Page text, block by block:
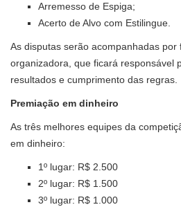
Arremesso de Espiga;
Acerto de Alvo com Estilingue.
As disputas serão acompanhadas por
organizadora, que ficará responsável
resultados e cumprimento das regras.
Premiação em dinheiro
As três melhores equipes da
em dinheiro:
1º lugar: R$ 2.500
2º lugar: R$ 1.500
3º lugar: R$ 1.000